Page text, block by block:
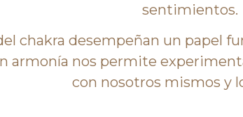
sentimientos.
chakra desempeñan un papel
armonía nos permite
con nosotros mismos y